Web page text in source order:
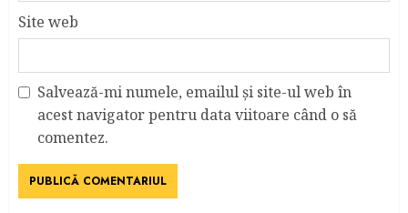
Site web
Salvează-mi numele, emailul și site-ul web în
acest navigator pentru data viitoare când o să
comentez.